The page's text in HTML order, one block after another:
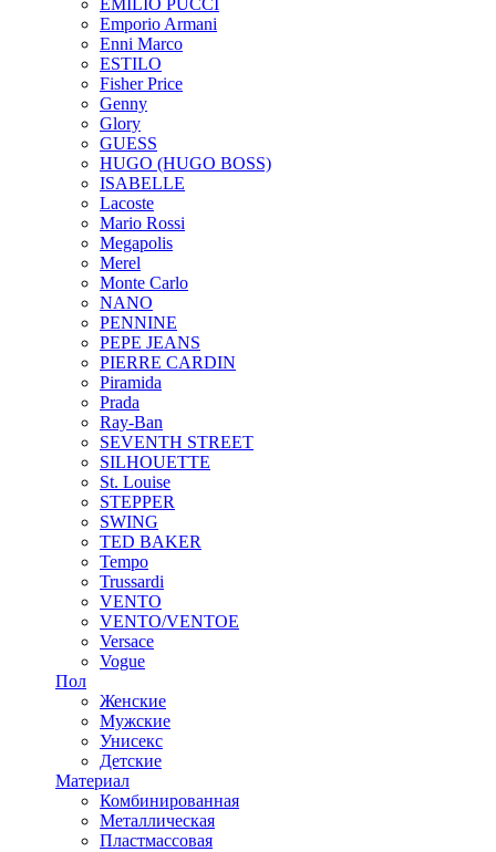
Emporio Armani
Enni Marco
ESTILO
Fisher Price
Genny
Glory
GUESS
HUGO (HUGO BOSS)
ISABELLE
Lacoste
Mario Rossi
Megapolis
Merel
Monte Carlo
NANO
PENNINE
PEPE JEANS
PIERRE CARDIN
Piramida
Prada
Ray-Ban
SEVENTH STREET
SILHOUETTE
St. Louise
STEPPER
SWING
TED BAKER
Tempo
Trussardi
VENTO
VENTO/VENTOE
Versace
Vogue
Пол
Женские
Мужские
Унисекс
Детские
Материал
Комбинированная
Металлическая
Пластмассовая